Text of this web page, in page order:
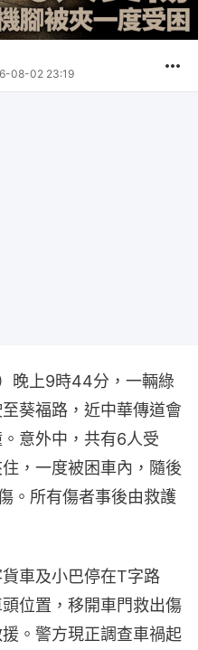
08-02 23:19
晚上9時44分，一輛綠
葵福路，近中華傳道會
意外中，共有6人受
，一度被困車內，隨後
。所有傷者事後由救護
車及小巴停在T字路
位置，移開車門救出傷
。警方現正調查車禍起